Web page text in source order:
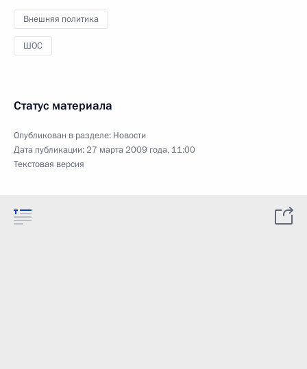
Внешняя политика
ШОС
Статус материала
Опубликован в разделе: Новости
Дата публикации:27 марта 2009 года, 11:00
Текстовая версия